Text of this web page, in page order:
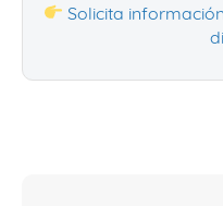
Solicita